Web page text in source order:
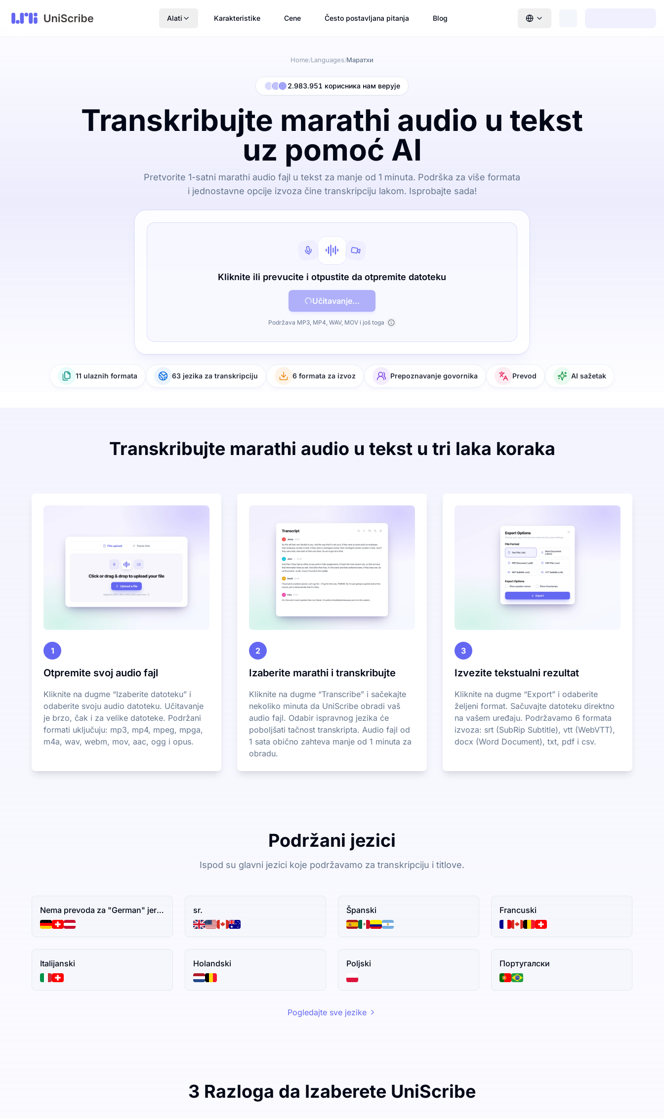
Alati Karakteristike Cene Često postavljana pitanja Blog
Home/Languages/Маратхи
2.983.951 корисника нам верује
Transkribujte marathi audio u tekst
uz pomoć AI
Pretvorite 1-satni marathi audio fajl u tekst za manje od 1 minuta. Podrška za više formata
i jednostavne opcije izvoza čine transkripciju lakom. Isprobajte sada!
Kliknite ili prevucite i otpustite da otpremite datoteku
Učitavanje...
Podržava MP3, MP4, WAV, MOV i još toga
11 ulaznih formata 63 jezika za transkripciju 6 formata za izvoz Prepoznavanje govornika Prevod AI sažetak
Transkribujte marathi audio u tekst u tri laka koraka
1
Otpremite svoj audio fajl
Kliknite na dugme “Izaberite datoteku” i
odaberite svoju audio datoteku. Učitavanje
je brzo, čak i za velike datoteke. Podržani
formati uključuju: mp3, mp4, mpeg, mpga,
m4a, wav, webm, mov, aac, ogg i opus.
2
Izaberite marathi i transkribujte
Kliknite na dugme “Transcribe” i sačekajte
nekoliko minuta da UniScribe obradi vaš
audio fajl. Odabir ispravnog jezika će
poboljšati tačnost transkripta. Audio fajl od
1 sata obično zahteva manje od 1 minuta za
obradu.
3
Izvezite tekstualni rezultat
Kliknite na dugme “Export” i odaberite
željeni format. Sačuvajte datoteku direktno
na vašem uređaju. Podržavamo 6 formata
izvoza: srt (SubRip Subtitle), vtt (WebVTT),
docx (Word Document), txt, pdf i csv.
Podržani jezici
Ispod su glavni jezici koje podržavamo za transkripciju i titlove.
Nema prevoda za "German" jer je to naziv jezika. Ako imate dodatni tekst za prevođenje, slobodno ga podelite. sr. Španski Francuski
Italijanski Holandski Poljski Португалски
Pogledajte sve jezike
3 Razloga da Izaberete UniScribe